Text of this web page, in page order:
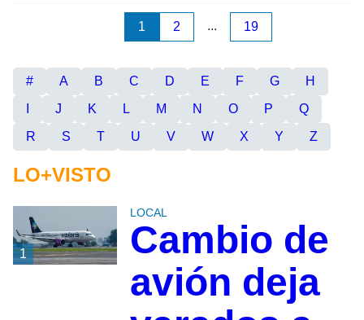
1 2 ... 19
# A B C D E F G
H
J K L M N O P
Q
R
S T U V W X Y Z
LO+VISTO
1
LOCAL
Cambio de
avión deja